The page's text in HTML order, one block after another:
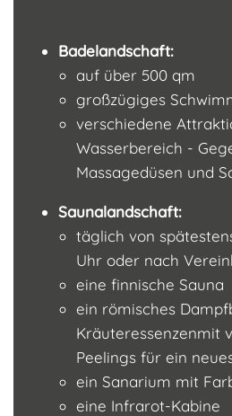
Badelandschaft:
auf über 500 qm
großzügiges
verschiedene
Wasserbereich -
Massagedüsen und
Saunalandschaft:
täglich von
Uhr oder nach
eine finnische Sauna
ein römisches
Kräuteressenzenmit
Peelings für ein
ein Sanarium mit
eine Infrarot-Kabine